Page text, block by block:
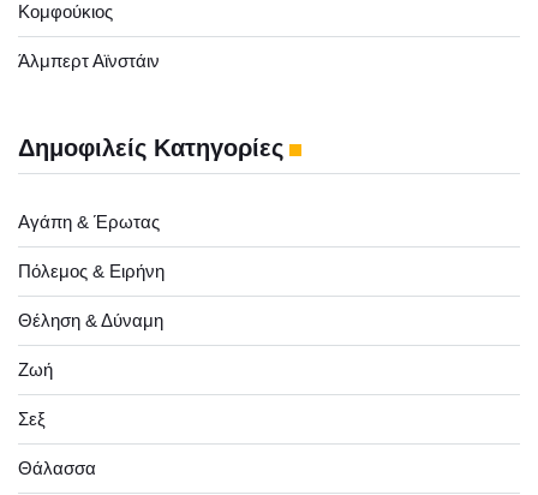
Κομφούκιος
Άλμπερτ Αϊνστάιν
Δημοφιλείς Κατηγορίες
Αγάπη & Έρωτας
Πόλεμος & Ειρήνη
Θέληση & Δύναμη
Ζωή
Σεξ
Θάλασσα